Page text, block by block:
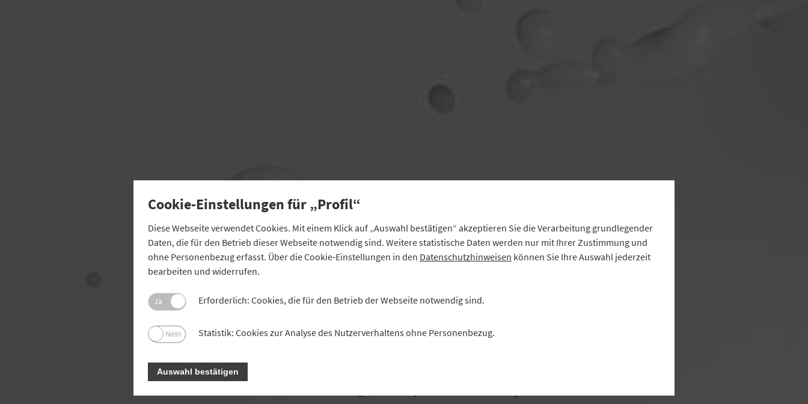
PRAXIS
Der Verbraucher will es
so
Produktion wächst. Die bayerischen Molkereigenossenschaften
Cookie-Einstellungen für „Profil“
Diese Webseite verwendet Cookies. Mit einem Klick auf „Auswahl bestätigen“ akzeptieren Sie die Verarbeitung grundlegender
Daten, die für den Betrieb dieser Webseite notwendig sind. Weitere statistische Daten werden nur mit Ihrer Zustimmung und
ohne Personenbezug erfasst. Über die Cookie-Einstellungen in den Datenschutzhinweisen können Sie Ihre Auswahl jederzeit
bearbeiten und widerrufen.
Ja Erforderlich: Cookies, die für den Betrieb der Webseite notwendig sind.
Nein Statistik: Cookies zur Analyse des Nutzerverhaltens ohne Personenbezug.
Auswahl bestätigen